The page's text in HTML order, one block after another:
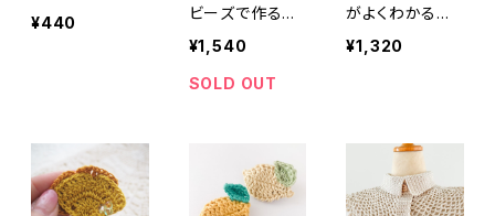
¥440
ビーズで作るク
ロッシェジュエリ
ーとバッグ(電子
書籍のご案内）
¥1,540
SOLD OUT
がよくわかるは
じめての針しご
¥1,320